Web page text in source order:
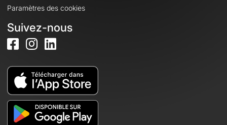
Paramètres des cookies
Suivez-nous